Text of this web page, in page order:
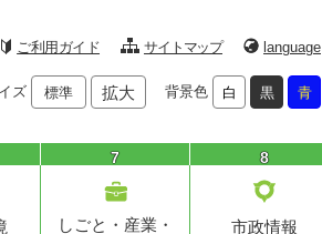
ご利用ガイド サイトマップ language
ズ 標準 拡大 背景色 白 黒 青
7
しごと・産業・
8
市政情報